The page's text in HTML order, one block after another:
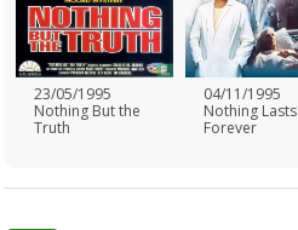
23/05/1995
Nothing But the
Truth
04/11/1995
Nothing Lasts
Forever